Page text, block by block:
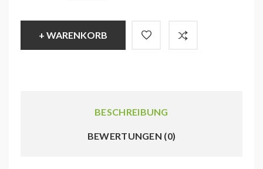
+ WARENKORB
BESCHREIBUNG
BEWERTUNGEN (0)